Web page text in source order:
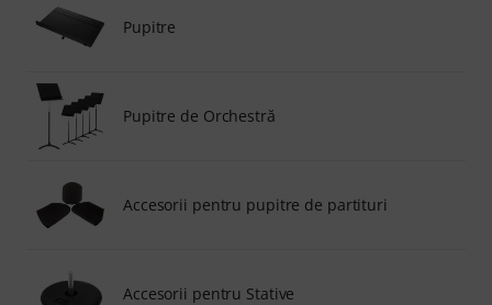
Pupitre
Pupitre de Orchestră
Accesorii pentru pupitre de partituri
Accesorii pentru Stative